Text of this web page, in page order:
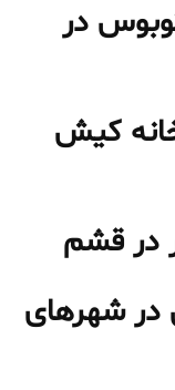
در
کیش
در قشم
در شهرهای